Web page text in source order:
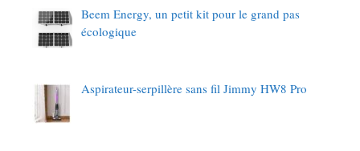
Beem Energy, un petit kit pour le grand pas
écologique
Aspirateur-serpillère sans fil Jimmy HW8 Pro